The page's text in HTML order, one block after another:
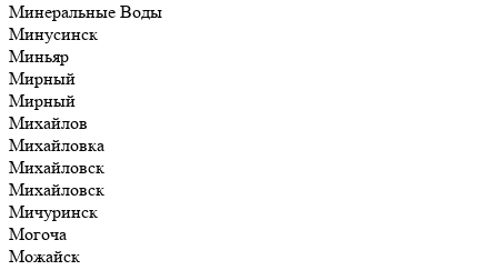
Минеральные Воды
Минусинск
Миньяр
Мирный
Мирный
Михайлов
Михайловка
Михайловск
Михайловск
Мичуринск
Могоча
Можайск